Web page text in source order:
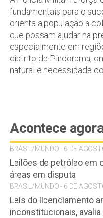
fundamentais para o
orienta a população a
que possam ajudar na
especialmente em
distrito de Pindorama,
natural e necessidade
Acontece agora
BRASIL/MUNDO - 6 DE
Leilões de petróleo em
áreas em disputa
BRASIL/MUNDO - 6 DE
Leis do licenciamento
inconstitucionais, avalia